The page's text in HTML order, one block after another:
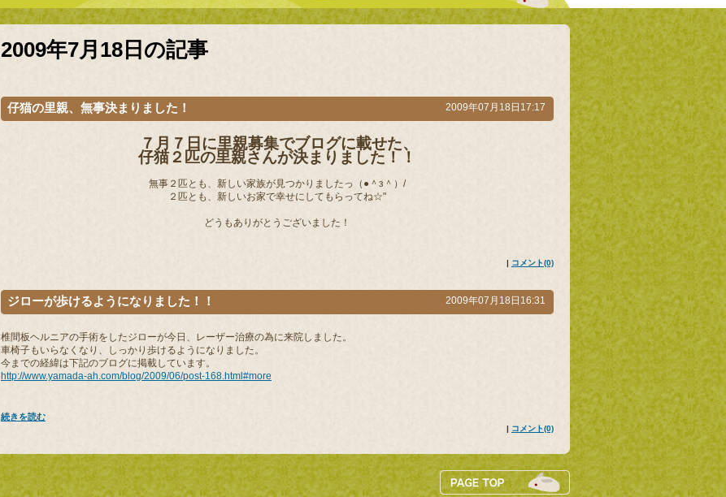
2009年7月18日の記事
仔猫の里親、無事決まりました！ 2009年07月18日17:17
７月７日に里親募集でブログに載せた、
仔猫２匹の里親さんが決まりました！！
無事２匹とも、新しい家族が見つかりましたっ（●＾з＾）/
２匹とも、新しいお家で幸せにしてもらってね☆"
どうもありがとうございました！
| コメント(0)
ジローが歩けるようになりました！！ 2009年07月18日16:31
椎間板ヘルニアの手術をしたジローが今日、レーザー治療の為に来院しました。
車椅子もいらなくなり、しっかり歩けるようになりました。
今までの経緯は下記のブログに掲載しています。
http://www.yamada-ah.com/blog/2009/06/post-168.html#more
続きを読む
| コメント(0)